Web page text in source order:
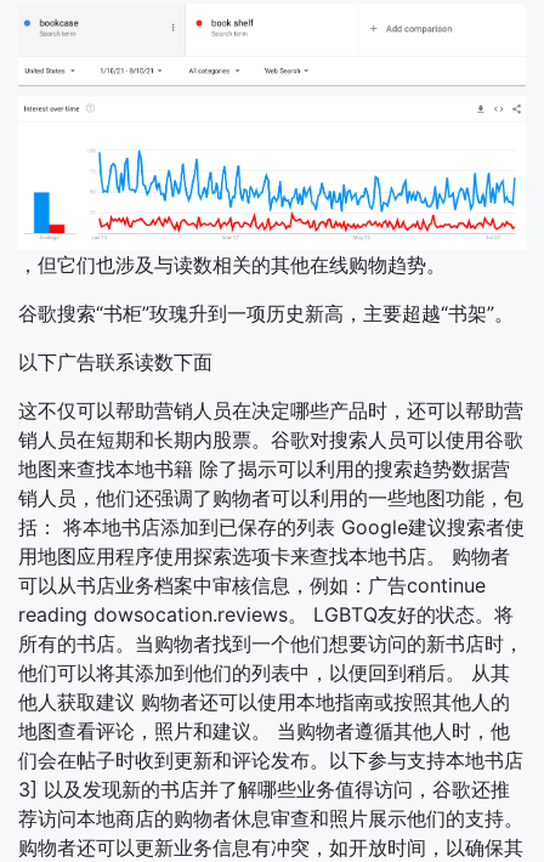
，但它们也涉及与读数相关的其他在线购物趋势。
谷歌搜索“书柜”玫瑰升到一项历史新高，主要超越“书架”。
以下广告联系读数下面
这不仅可以帮助营销人员在决定哪些产品时，还可以帮助营
销人员在短期和长期内股票。谷歌对搜索人员可以使用谷歌
地图来查找本地书籍 除了揭示可以利用的搜索趋势数据营
销人员，他们还强调了购物者可以利用的一些地图功能，包
括： 将本地书店添加到已保存的列表 Google建议搜索者使
用地图应用程序使用探索选项卡来查找本地书店。 购物者
可以从书店业务档案中审核信息，例如：广告continue
reading dowsocation.reviews。 LGBTQ友好的状态。将
所有的书店。当购物者找到一个他们想要访问的新书店时，
他们可以将其添加到他们的列表中，以便回到稍后。 从其
他人获取建议 购物者还可以使用本地指南或按照其他人的
地图查看评论，照片和建议。 当购物者遵循其他人时，他
们会在帖子时收到更新和评论发布。以下参与支持本地书店
3] 以及发现新的书店并了解哪些业务值得访问，谷歌还推
荐访问本地商店的购物者休息审查和照片展示他们的支持。
购物者还可以更新业务信息有冲突，如开放时间，以确保其